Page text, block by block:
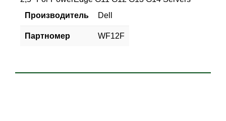
Производитель
Dell
Партномер WF12F